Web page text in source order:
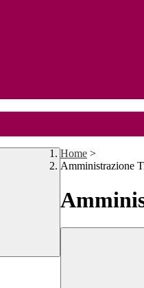
Home >
Amministrazione